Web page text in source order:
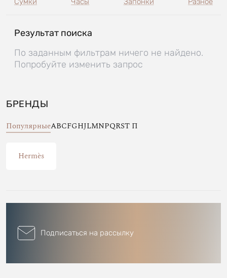
Результат поиска
По заданным фильтрам ничего не найдено.
Попробуйте изменить запрос
БРЕНДЫ
ПопулярныеABCFGHJLMNPQRST П
Hermès
Подписаться на рассылку